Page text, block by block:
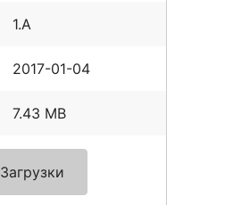
1.A
2017-01-04
7.43 MB
Загрузки